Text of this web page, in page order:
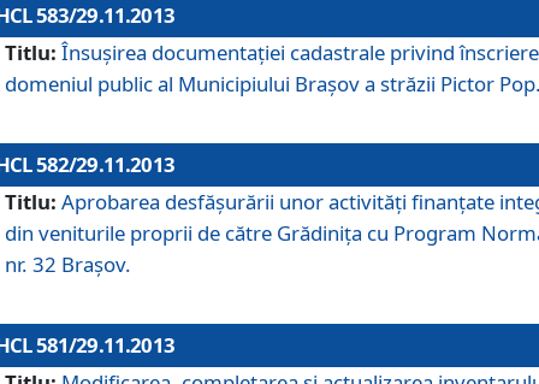
583/29.11.2013
Titlu: Însuşirea documentaţiei cadastrale privind
domeniul public al Municipiului Braşov a străzii Pictor
582/29.11.2013
Titlu: Aprobarea desfăşurării unor activităţi finanţate
din veniturile proprii de către Grădiniţa cu Program
nr. 32 Braşov.
581/29.11.2013